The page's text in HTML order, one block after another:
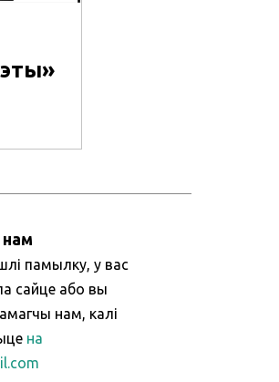
памылку, у вас
сайце або вы
нам, калі
на